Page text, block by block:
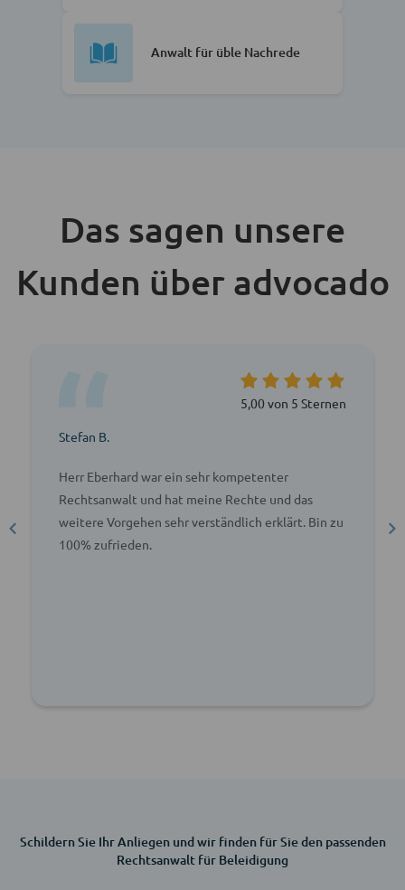
Anwalt für üble Nachrede
Das sagen unsere
Kunden über advocado
5,00 von 5 Sternen
Stefan B.
Herr Eberhard war ein sehr kompetenter
Rechtsanwalt und hat meine Rechte und das
weitere Vorgehen sehr verständlich erklärt. Bin zu
100% zufrieden.
Schildern Sie Ihr Anliegen und wir finden für Sie den passenden
Rechtsanwalt für Beleidigung